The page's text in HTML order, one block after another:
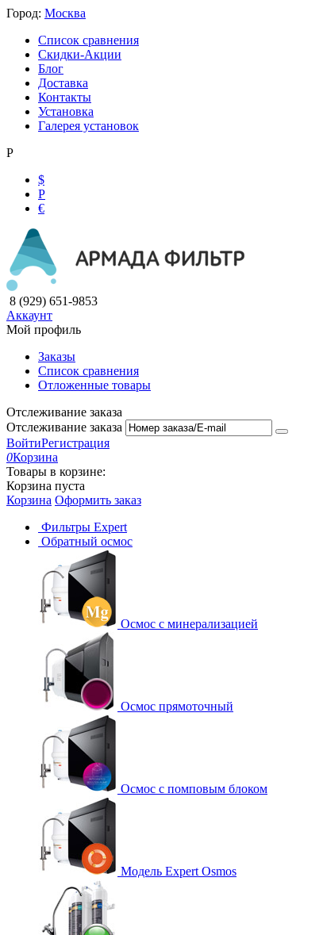
Город: Москва
Список сравнения
Скидки-Акции
Блог
Доставка
Контакты
Установка
Галерея установок
Р
$
Р
€
8 (929) 651-9853
Аккаунт
Мой профиль
Заказы
Список сравнения
Отложенные товары
Отслеживание заказа
Отслеживание заказа
ВойтиРегистрация
0Корзина
Товары в корзине:
Корзина пуста
Корзина Оформить заказ
Фильтры Expert
Обратный осмос
Осмос с минерализацией
Осмос прямоточный
Осмос с помповым блоком
Модель Expert Osmos